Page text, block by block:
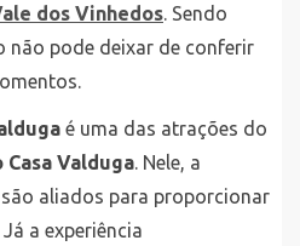
dos Vinhedos. Sendo
não pode deixar de conferir
é uma das atrações do
Valduga. Nele, a
aliados para proporcionar
a experiência